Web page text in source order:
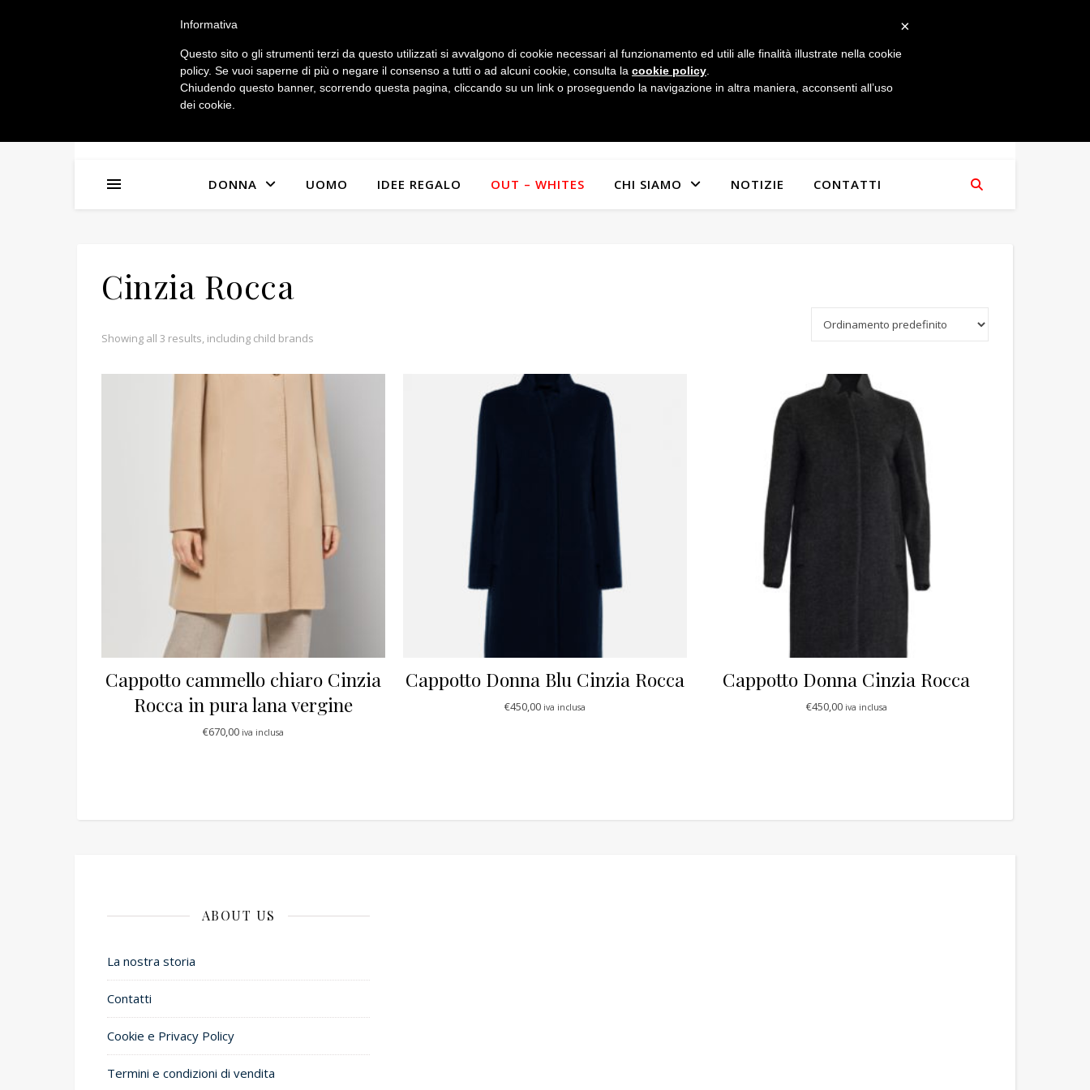
IL MIO ACCOUNT
DONNA UOMO IDEE REGALO OUT – WHITES CHI SIAMO NOTIZIE CONTATTI
Cinzia Rocca
Showing all 3 results, including child brands
Cappotto cammello chiaro Cinzia
Rocca in pura lana vergine
€670,00 iva inclusa
Cappotto Donna Blu Cinzia Rocca
€450,00 iva inclusa
Cappotto Donna Cinzia Rocca
€450,00 iva inclusa
ABOUT US
La nostra storia
Contatti
Cookie e Privacy Policy
Termini e condizioni di vendita
×
Informativa
Questo sito o gli strumenti terzi da questo utilizzati si avvalgono di cookie necessari al funzionamento ed utili alle finalità illustrate nella cookie
policy. Se vuoi saperne di più o negare il consenso a tutti o ad alcuni cookie, consulta la cookie policy
Chiudendo questo banner, scorrendo questa pagina, cliccando su un link o proseguendo la navigazione in altra maniera, acconsenti all’uso
dei cookie.